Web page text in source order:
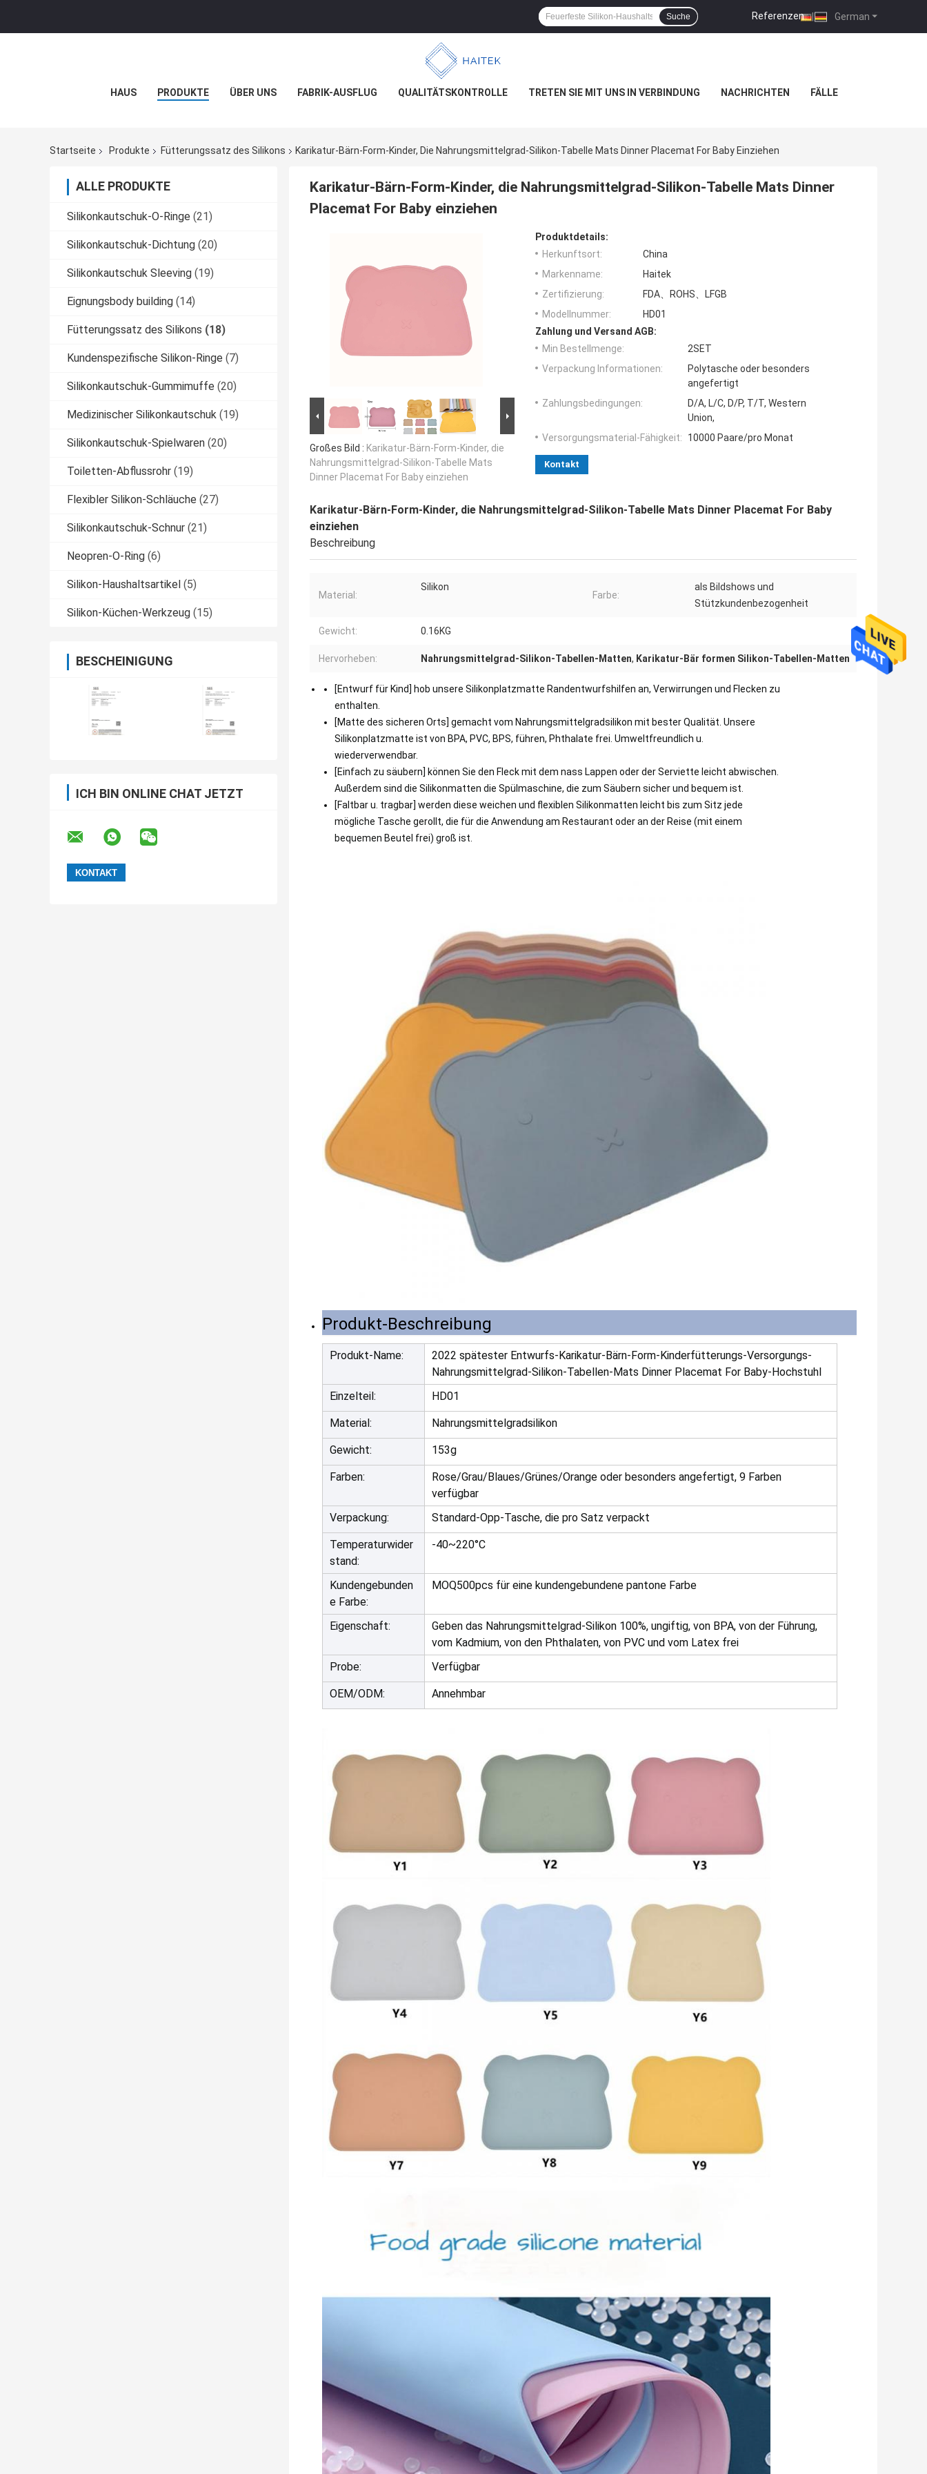
German
Referenzen |
Suche
HAUS PRODUKTE ÜBER UNS FABRIK-AUSFLUG QUALITÄTSKONTROLLE TRETEN SIE MIT UNS IN VERBINDUNG NACHRICHTEN FÄLLE
Startseite Produkte Fütterungssatz des Silikons Karikatur-Bärn-Form-Kinder, Die Nahrungsmittelgrad-Silikon-Tabelle Mats Dinner Placemat For Baby Einziehen
ALLE PRODUKTE
Silikonkautschuk-O-Ringe (21)
Silikonkautschuk-Dichtung (20)
Silikonkautschuk Sleeving (19)
Eignungsbody building (14)
Fütterungssatz des Silikons (18)
Kundenspezifische Silikon-Ringe (7)
Silikonkautschuk-Gummimuffe (20)
Medizinischer Silikonkautschuk (19)
Silikonkautschuk-Spielwaren (20)
Toiletten-Abflussrohr (19)
Flexibler Silikon-Schläuche (27)
Silikonkautschuk-Schnur (21)
Neopren-O-Ring (6)
Silikon-Haushaltsartikel (5)
Silikon-Küchen-Werkzeug (15)
BESCHEINIGUNG
ICH BIN ONLINE CHAT JETZT
Karikatur-Bärn-Form-Kinder, die Nahrungsmittelgrad-Silikon-Tabelle Mats Dinner
Placemat For Baby einziehen
Großes Bild : Karikatur-Bärn-Form-Kinder, die
Nahrungsmittelgrad-Silikon-Tabelle Mats
Dinner Placemat For Baby einziehen
Produktdetails:
Herkunftsort:
China
Markenname:
Haitek
Zertifizierung:
FDA、ROHS、LFGB
Modellnummer:
HD01
Zahlung und Versand AGB:
Min Bestellmenge:
2SET
Verpackung Informationen:
Polytasche oder besonders
angefertigt
Zahlungsbedingungen:
D/A, L/C, D/P, T/T, Western
Union,
Versorgungsmaterial-Fähigkeit:
10000 Paare/pro Monat
Kontakt
Karikatur-Bärn-Form-Kinder, die Nahrungsmittelgrad-Silikon-Tabelle Mats Dinner Placemat For Baby
einziehen
Beschreibung
Material:
Silikon
Farbe:
als Bildshows und
Stützkundenbezogenheit
Gewicht: 0.16KG
Hervorheben: Nahrungsmittelgrad-Silikon-Tabellen-Matten, Karikatur-Bär formen Silikon-Tabellen-Matten
[Entwurf für Kind] hob unsere Silikonplatzmatte Randentwurfshilfen an, Verwirrungen und Flecken zu
enthalten.
[Matte des sicheren Orts] gemacht vom Nahrungsmittelgradsilikon mit bester Qualität. Unsere
Silikonplatzmatte ist von BPA, PVC, BPS, führen, Phthalate frei. Umweltfreundlich u.
wiederverwendbar.
[Einfach zu säubern] können Sie den Fleck mit dem nass Lappen oder der Serviette leicht abwischen.
Außerdem sind die Silikonmatten die Spülmaschine, die zum Säubern sicher und bequem ist.
[Faltbar u. tragbar] werden diese weichen und flexiblen Silikonmatten leicht bis zum Sitz jede
mögliche Tasche gerollt, die für die Anwendung am Restaurant oder an der Reise (mit einem
bequemen Beutel frei) groß ist.
Produkt-Beschreibung
Produkt-Name:
2022 spätester Entwurfs-Karikatur-Bärn-Form-Kinderfütterungs-Versorgungs-
Nahrungsmittelgrad-Silikon-Tabellen-Mats Dinner Placemat For Baby-Hochstuhl
Einzelteil:
HD01
Material: Nahrungsmittelgradsilikon
Gewicht: 153g
Farben:
Rose/Grau/Blaues/Grünes/Orange oder besonders angefertigt, 9 Farben
verfügbar
Verpackung:
Standard-Opp-Tasche, die pro Satz verpackt
Temperaturwider
stand:
-40~220°C
Kundengebunden
e Farbe:
MOQ500pcs für eine kundengebundene pantone Farbe
Eigenschaft:
Geben das Nahrungsmittelgrad-Silikon 100%, ungiftig, von BPA, von der Führung,
vom Kadmium, von den Phthalaten, von PVC und vom Latex frei
Probe:
Verfügbar
OEM/ODM: Annehmbar